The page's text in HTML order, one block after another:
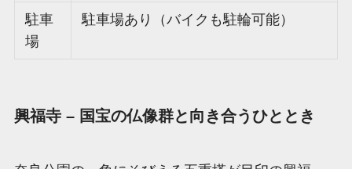
駐車
場
駐車場あり（バイクも駐輪可能）
興福寺 – 国宝の仏像群と向き合うひととき